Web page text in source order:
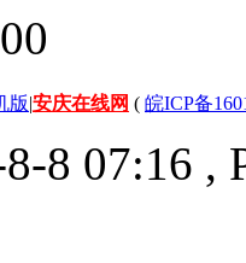
版|安庆在线网 ( 皖ICP备
8 07:16 ,